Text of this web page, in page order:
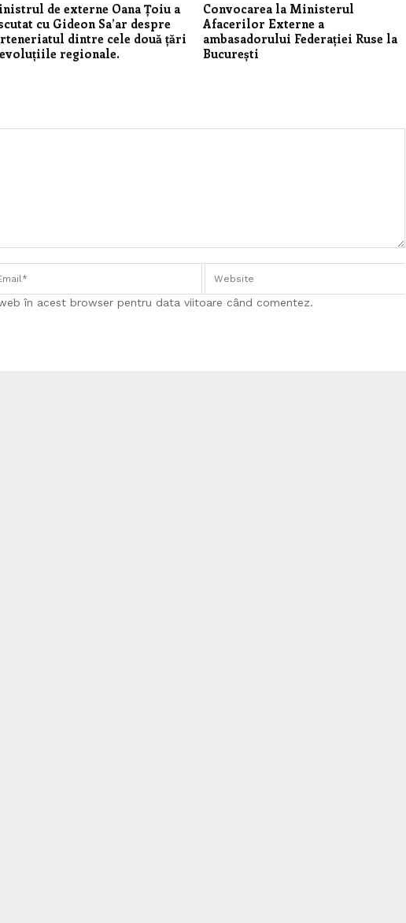
de externe Oana Țoiu a
cu Gideon Sa’ar despre
dintre cele două țări
regionale.
Convocarea la Ministerul
Afacerilor Externe a
ambasadorului Federației Ruse la
București
în acest browser pentru data viitoare când comentez.